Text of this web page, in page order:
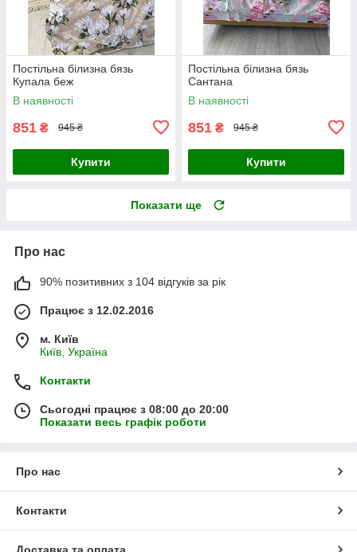
Постільна білизна бязь
Купала беж
В наявності
851 ₴ 945 ₴
Купити
Постільна білизна бязь
Сантана
В наявності
851 ₴ 945 ₴
Купити
Показати ще
Про нас
90% позитивних з 104 відгуків за рік
Працює з 12.02.2016
м. Київ
Київ, Україна
Контакти
Сьогодні працює з 08:00 до 20:00
Показати весь графік роботи
Про нас
Контакти